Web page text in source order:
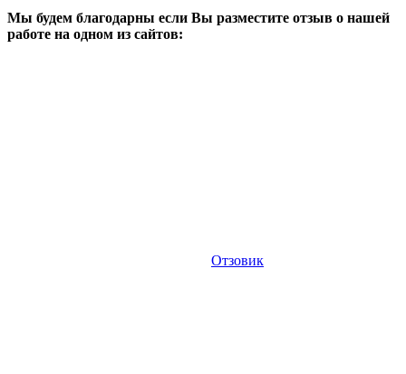
Мы будем благодарны если Вы разместите отзыв о нашей
работе на одном из сайтов:
Отзовик